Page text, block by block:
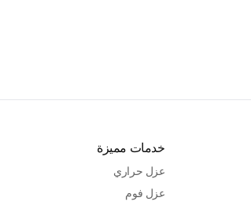
خدمات مميزة
عزل حراري
عزل فوم